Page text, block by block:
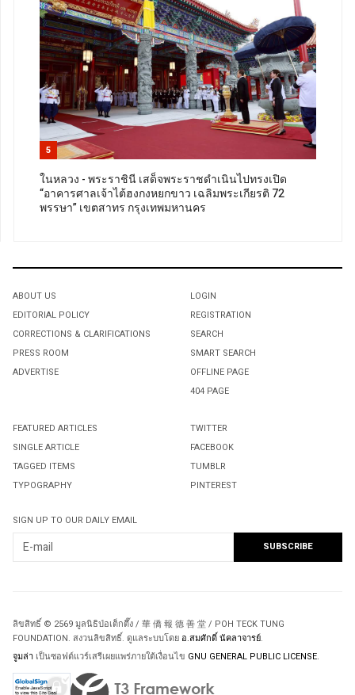
5
ในหลวง - พระราชินี เสด็จพระราชดำเนินไปทรงเปิด
“อาคารศาลเจ้าไต้ฮงกงหยกขาว เฉลิมพระเกียรติ 72
พรรษา” เขตสาทร กรุงเทพมหานคร
ABOUT US
EDITORIAL POLICY
CORRECTIONS & CLARIFICATIONS
PRESS ROOM
ADVERTISE
LOGIN
REGISTRATION
SEARCH
SMART SEARCH
OFFLINE PAGE
404 PAGE
FEATURED ARTICLES
SINGLE ARTICLE
TAGGED ITEMS
TYPOGRAPHY
TWITTER
FACEBOOK
TUMBLR
PINTEREST
SIGN UP TO OUR DAILY EMAIL
ลิขสิทธิ์ © 2569 มูลนิธิป่อเต็กตึ๊ง / 華 僑 報 德 善 堂 / POH TECK TUNG
FOUNDATION. สงวนลิขสิทธิ์. ดูแลระบบโดย อ.สมศักดิ์ นัคลาจารย์.
จูมล่า เป็นซอฟต์แวร์เสรีเผยแพร่ภายใต้เงื่อนไข GNU GENERAL PUBLIC LICENSE.